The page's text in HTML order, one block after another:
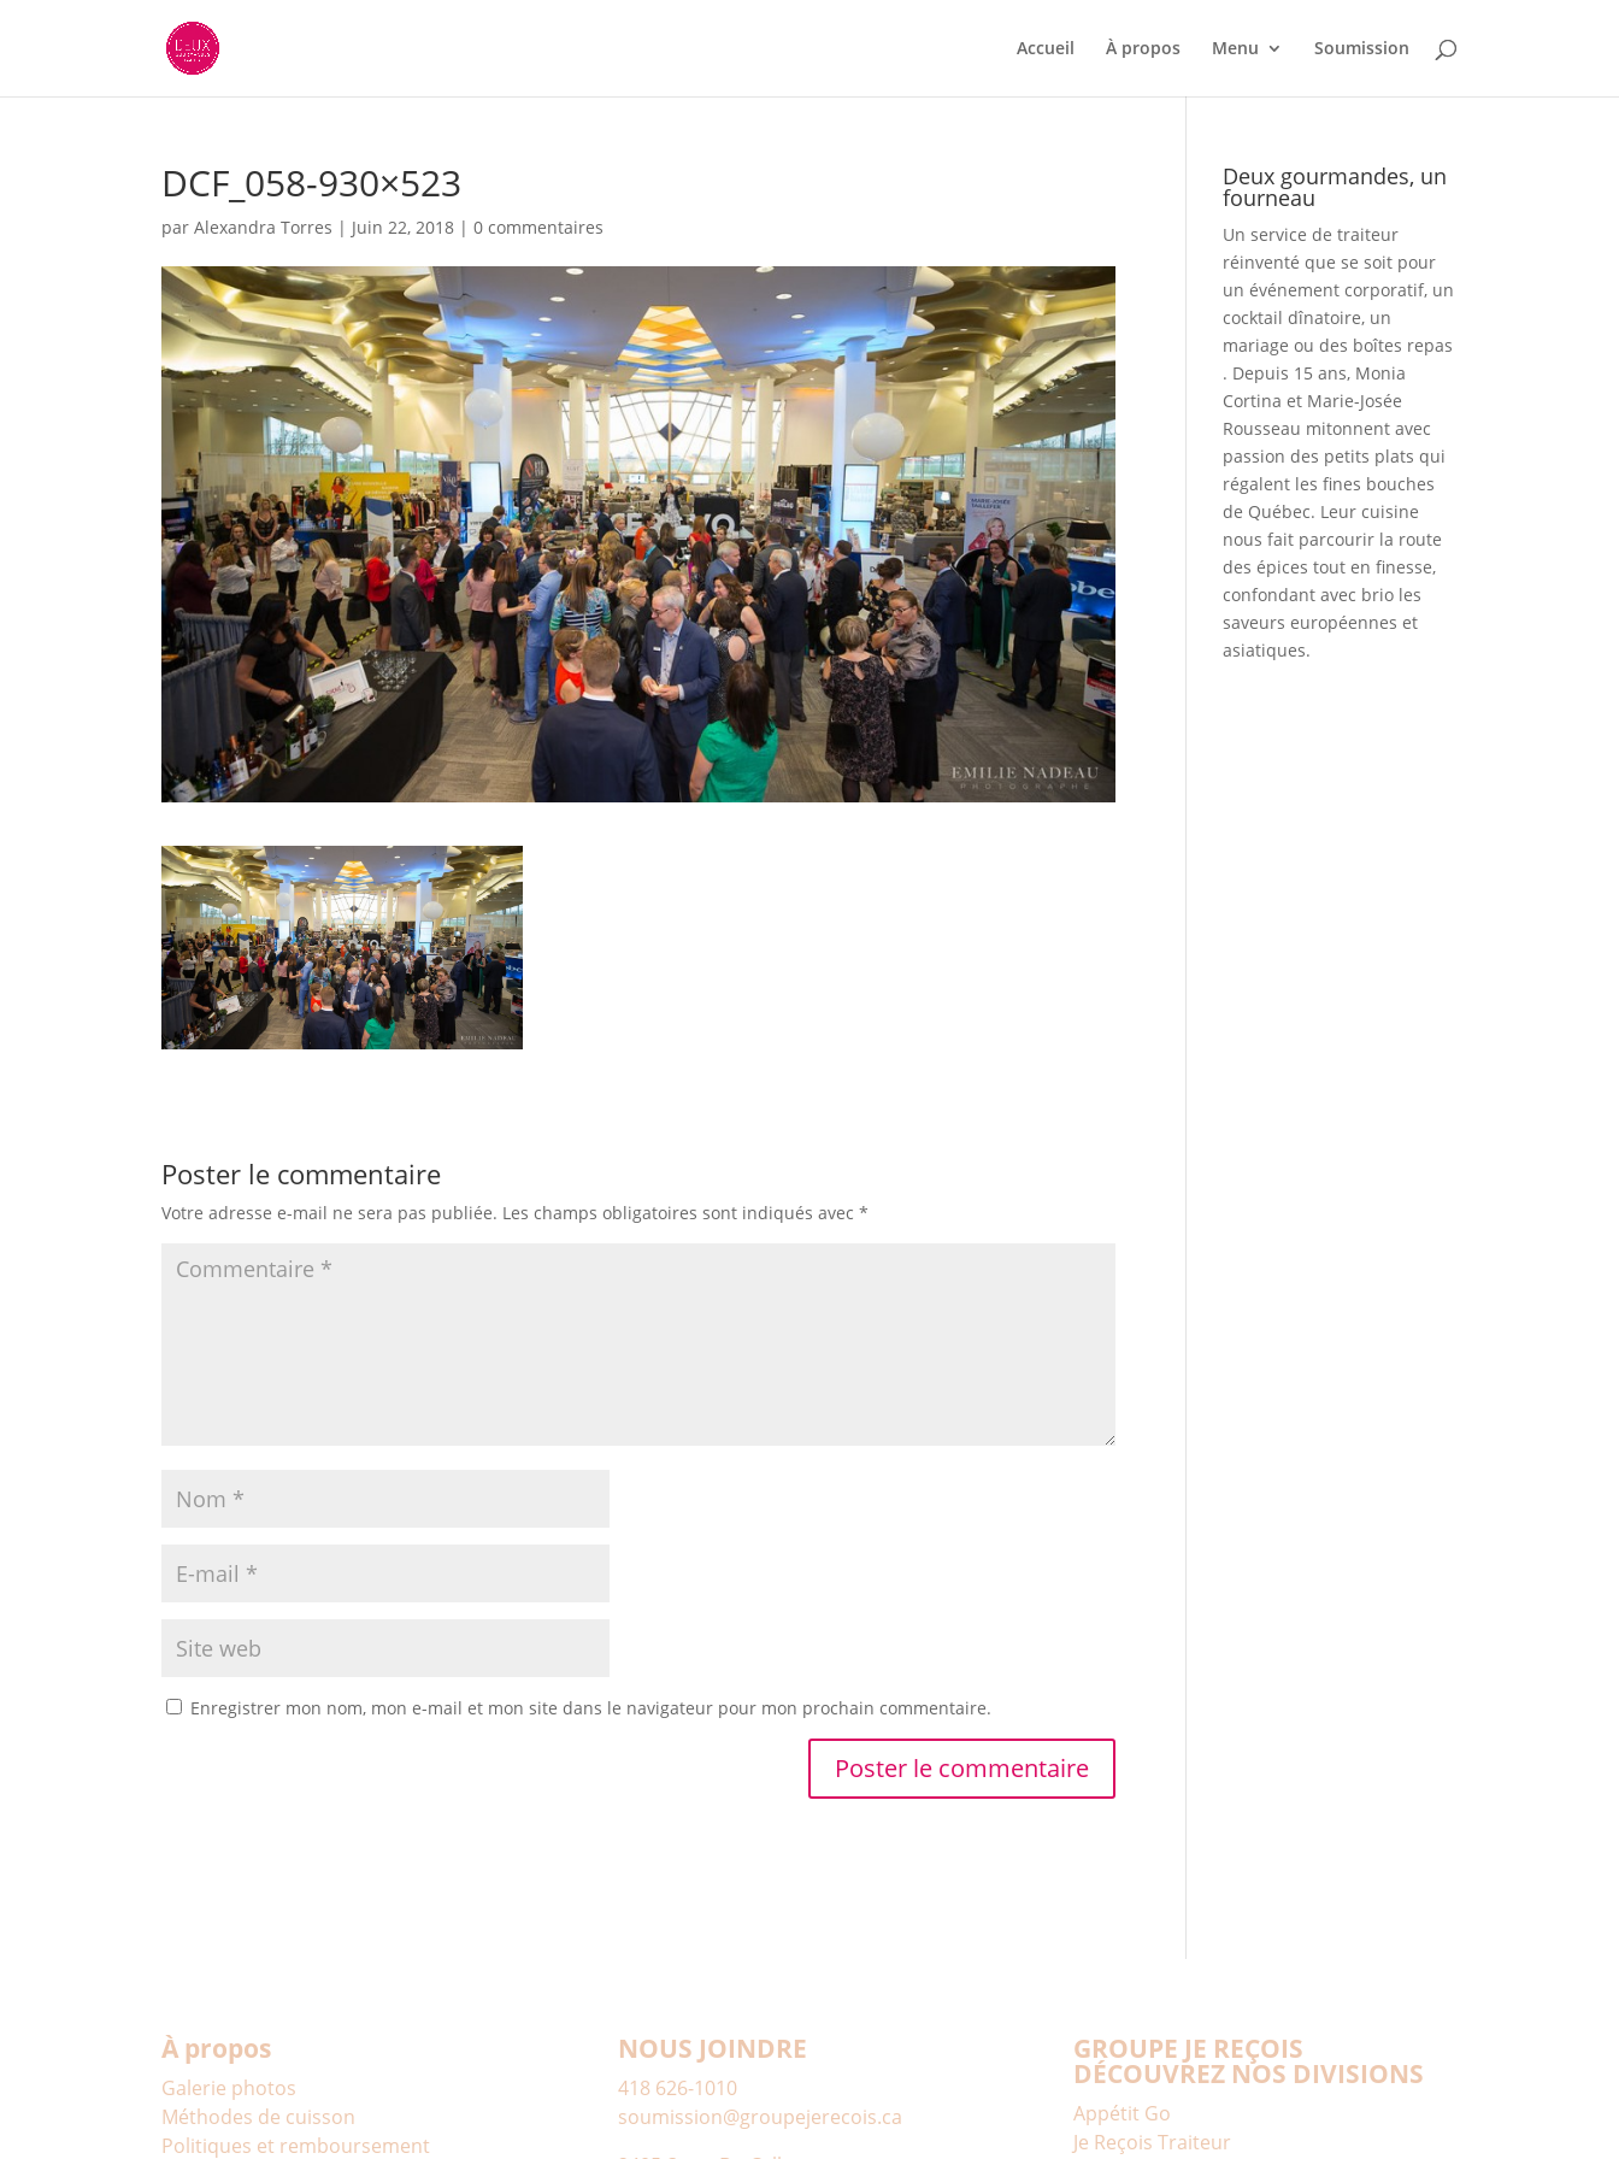
Accueil À propos Menu Soumission
DCF_058-930×523
parAlexandra Torres | Juin 22, 2018 |0 commentaires
Poster le commentaire
Votre adresse e-mail ne sera pas publiée. Les champs obligatoires sont indiqués avec*
Enregistrer mon nom, mon e-mail et mon site dans le navigateur pour mon prochain commentaire.
Deux gourmandes, un
fourneau
Un service de traiteur
réinventé que se soit pour
un événement corporatif, un
cocktail dînatoire, un
mariage ou des boîtes repas
. Depuis 15 ans, Monia
Cortina et Marie-Josée
Rousseau mitonnent avec
passion des petits plats qui
régalent les fines bouches
de Québec. Leur cuisine
nous fait parcourir la route
des épices tout en finesse,
confondant avec brio les
saveurs européennes et
asiatiques.
À propos
Galerie photos
Méthodes de cuisson
Politiques et remboursement
NOUS JOINDRE
418 626-1010
soumission@groupejerecois.ca
GROUPE JE REÇOIS
DÉCOUVREZ NOS DIVISIONS
Appétit Go
Je Reçois Traiteur